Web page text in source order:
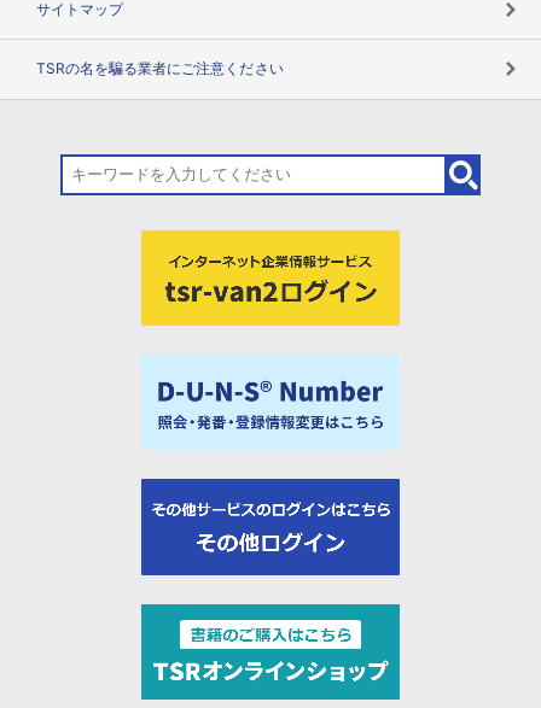
サイトマップ
TSRの名を騙る業者にご注意ください